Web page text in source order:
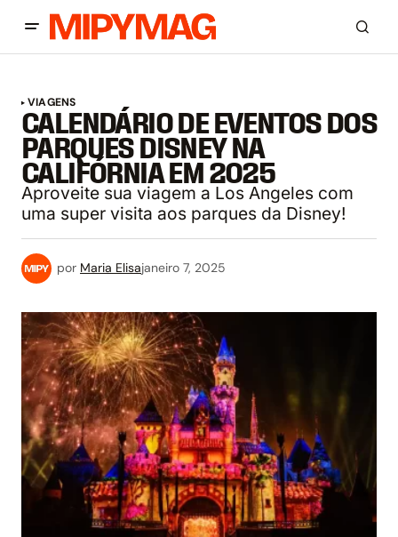
VIAGENS
CALENDÁRIO DE EVENTOS DOS
PARQUES DISNEY NA
CALIFÓRNIA EM 2025
Aproveite sua viagem a Los Angeles com
uma super visita aos parques da Disney!
por Maria Elisajaneiro 7, 2025